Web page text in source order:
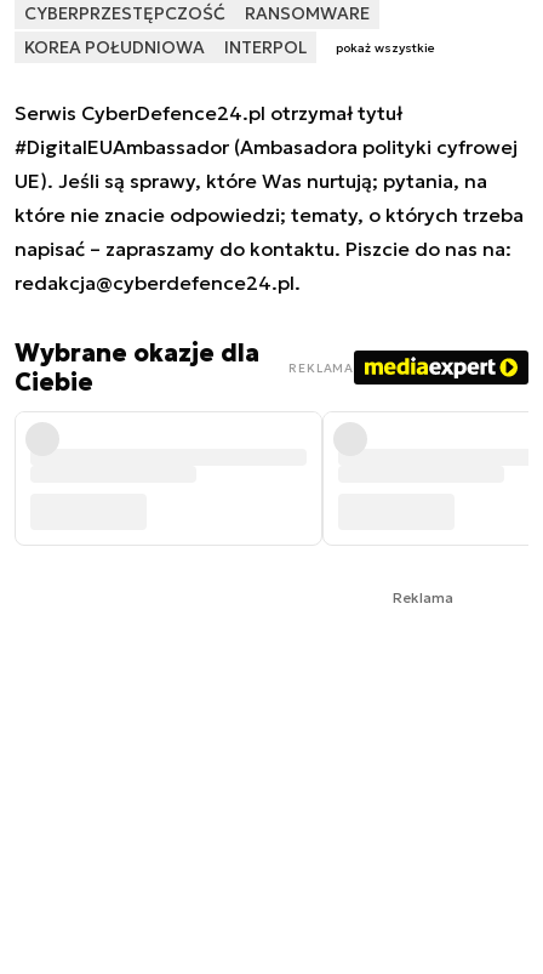
CYBERPRZESTĘPCZOŚĆ
RANSOMWARE
KOREA POŁUDNIOWA
INTERPOL pokaż wszystkie
Serwis CyberDefence24.pl otrzymał tytuł
#DigitalEUAmbassador (Ambasadora polityki cyfrowej
UE). Jeśli są sprawy, które Was nurtują; pytania, na
które nie znacie odpowiedzi; tematy, o których trzeba
napisać – zapraszamy do kontaktu. Piszcie do nas na:
redakcja@cyberdefence24.pl.
Wybrane okazje dla
Ciebie
REKLAMA
Reklama